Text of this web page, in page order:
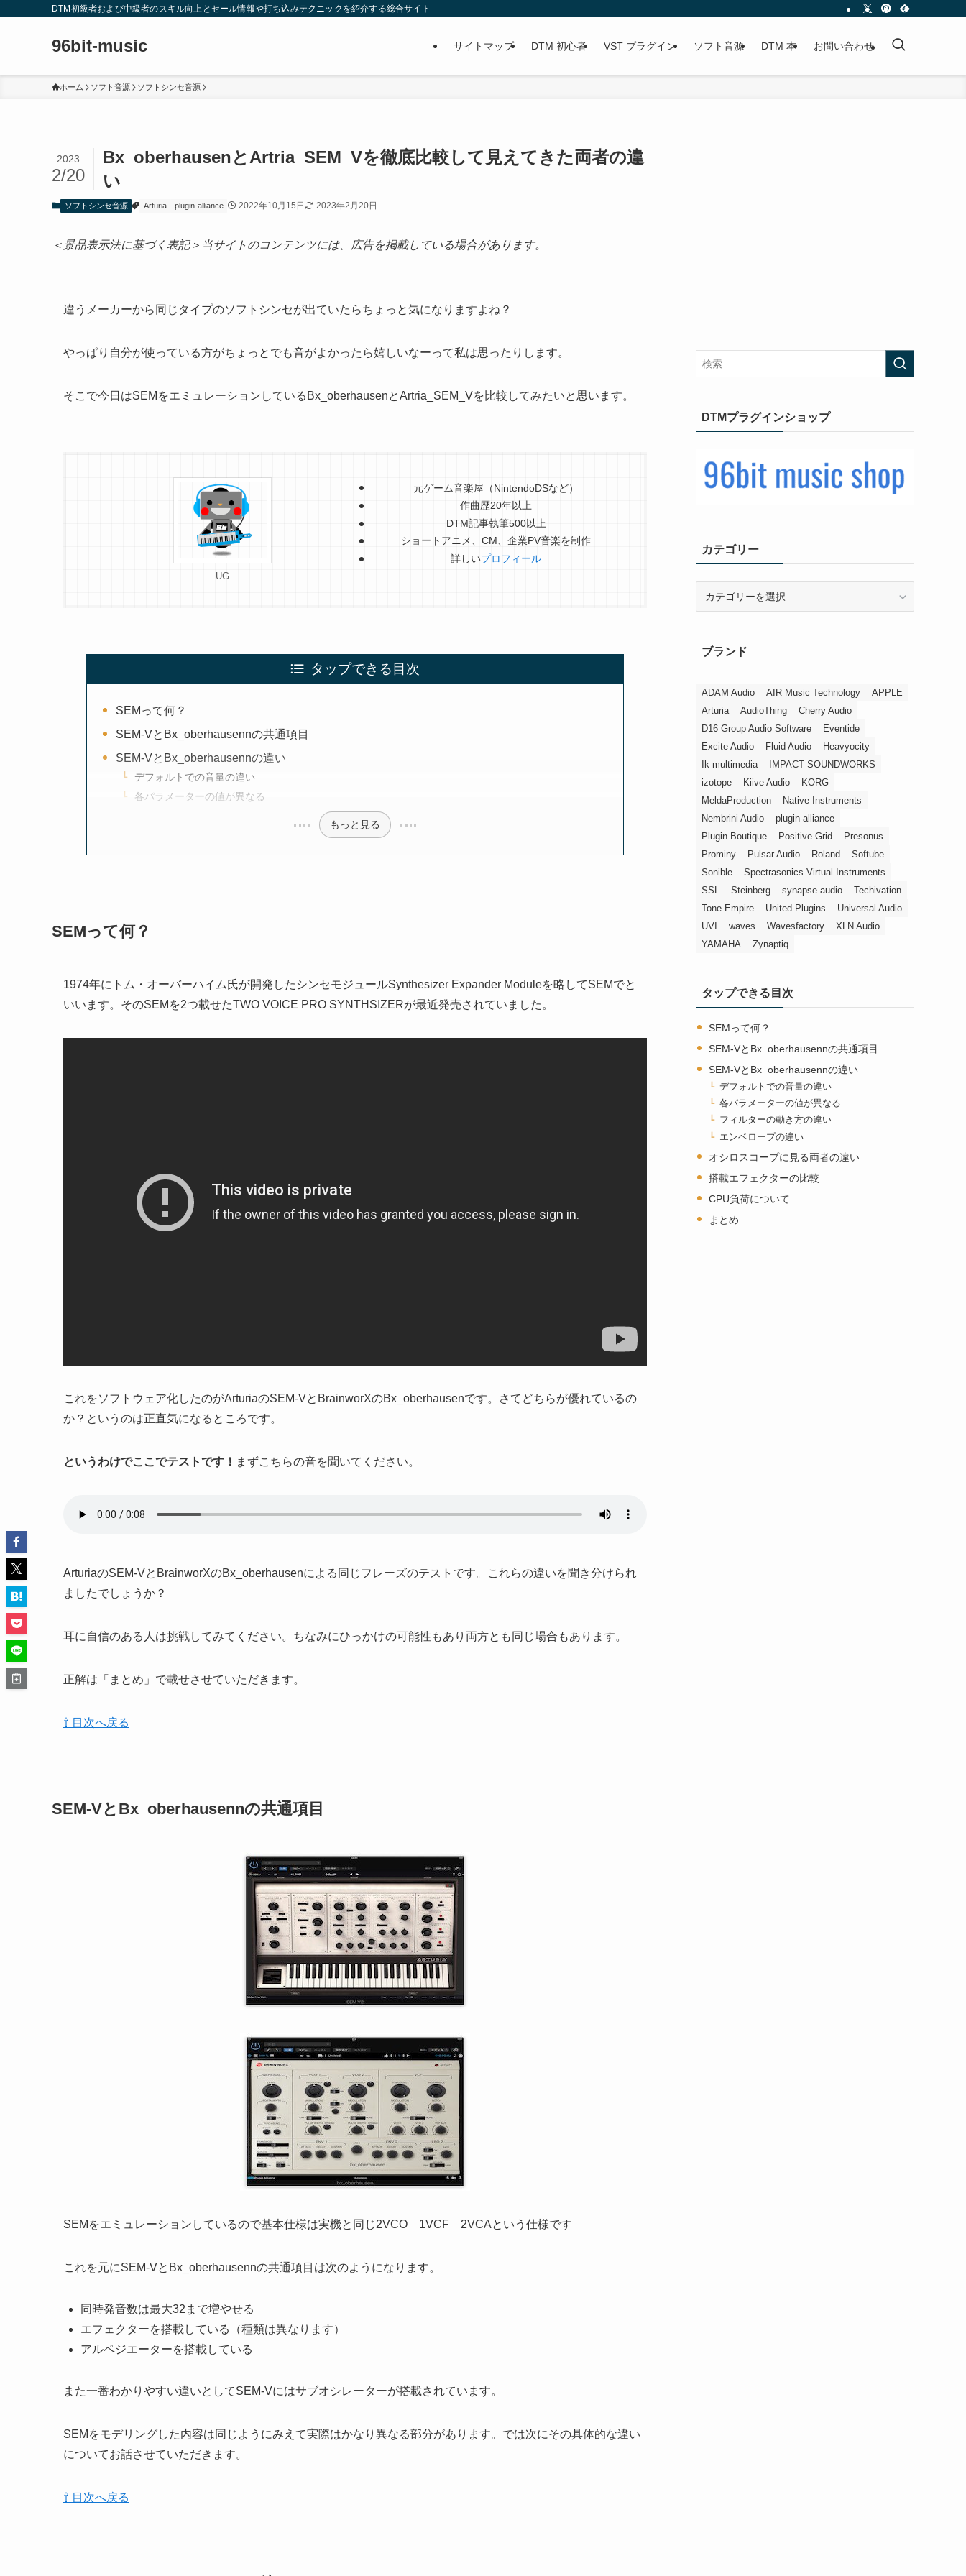
DTM初級者および中級者のスキル向上とセール情報や打ち込みテクニックを紹介する総合サイト
96bit-music サイトマップ DTM 初心者 VST プラグイン ソフト音源 DTM 本 お問い合わせ
ホーム ソフト音源 ソフトシンセ音源
Bx_oberhausenとArtria_SEM_Vを徹底比較して見えてきた両者の違
い
2023
2/20
ソフトシンセ音源 Arturia plugin-alliance 2022年10月15日 2023年2月20日
＜景品表示法に基づく表記＞当サイトのコンテンツには、広告を掲載している場合があります。
違うメーカーから同じタイプのソフトシンセが出ていたらちょっと気になりますよね？
やっぱり自分が使っている方がちょっとでも音がよかったら嬉しいなーって私は思ったりします。
そこで今日はSEMをエミュレーションしているBx_oberhausenとArtria_SEM_Vを比較してみたいと思います。
UG
元ゲーム音楽屋（NintendoDSなど）
作曲歴20年以上
DTM記事執筆500以上
ショートアニメ、CM、企業PV音楽を制作
詳しいプロフィール
タップできる目次
SEMって何？
SEM-VとBx_oberhausennの共通項目
SEM-VとBx_oberhausennの違い
デフォルトでの音量の違い
各パラメーターの値が異なる
もっと見る
SEMって何？
1974年にトム・オーバーハイム氏が開発したシンセモジュールSynthesizer Expander Moduleを略してSEMでと
いいます。そのSEMを2つ載せたTWO VOICE PRO SYNTHSIZERが最近発売されていました。
これをソフトウェア化したのがArturiaのSEM-VとBrainworXのBx_oberhausenです。さてどちらが優れているの
か？というのは正直気になるところです。
というわけでここでテストです！ まずこちらの音を聞いてください。
ArturiaのSEM-VとBrainworXのBx_oberhausenによる同じフレーズのテストです。これらの違いを聞き分けられ
ましたでしょうか？
耳に自信のある人は挑戦してみてください。ちなみにひっかけの可能性もあり両方とも同じ場合もあります。
正解は「まとめ」で載せさせていただきます。
⇧ 目次へ戻る
SEM-VとBx_oberhausennの共通項目
SEMをエミュレーションしているので基本仕様は実機と同じ2VCO 1VCF 2VCAという仕様です
これを元にSEM-VとBx_oberhausennの共通項目は次のようになります。
同時発音数は最大32まで増やせる
エフェクターを搭載している（種類は異なります）
アルペジエーターを搭載している
また一番わかりやすい違いとしてSEM-Vにはサブオシレーターが搭載されています。
SEMをモデリングした内容は同じようにみえて実際はかなり異なる部分があります。では次にその具体的な違い
についてお話させていただきます。
⇧ 目次へ戻る
DTMプラグインショップ
カテゴリー
ーブランド
ADAM Audio AIR Music Technology
APPLE
Arturia
AudioThing
Cherry Audio
D16 Group Audio Software
Eventide
Excite Audio
Fluid Audio
Heavyocity
Ik multimedia
IMPACT SOUNDWORKS
izotope
Kiive Audio
KORG
MeldaProduction
Native Instruments
Nembrini Audio
plugin-alliance
Plugin Boutique
Positive Grid
Presonus
Prominy
Pulsar Audio Roland
Softube
Sonible
Spectrasonics Virtual Instruments
SSL
Steinberg synapse audio
Techivation
Tone Empire
United Plugins
Universal Audio
UVI
waves Wavesfactory
XLN Audio
YAMAHA
Zynaptiq
タップできる目次
SEMって何？
SEM-VとBx_oberhausennの共通項目
SEM-VとBx_oberhausennの違い
デフォルトでの音量の違い
各パラメーターの値が異なる
フィルターの動き方の違い
エンベロープの違い
オシロスコープに見る両者の違い
搭載エフェクターの比較
CPU負荷について
まとめ